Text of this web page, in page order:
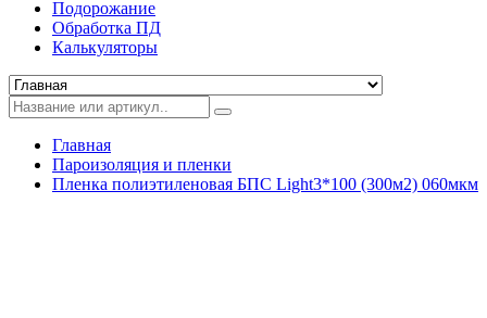
Подорожание
Обработка ПД
Калькуляторы
Главная
Пароизоляция и пленки
Пленка полиэтиленовая БПС Light3*100 (300м2) 060мкм